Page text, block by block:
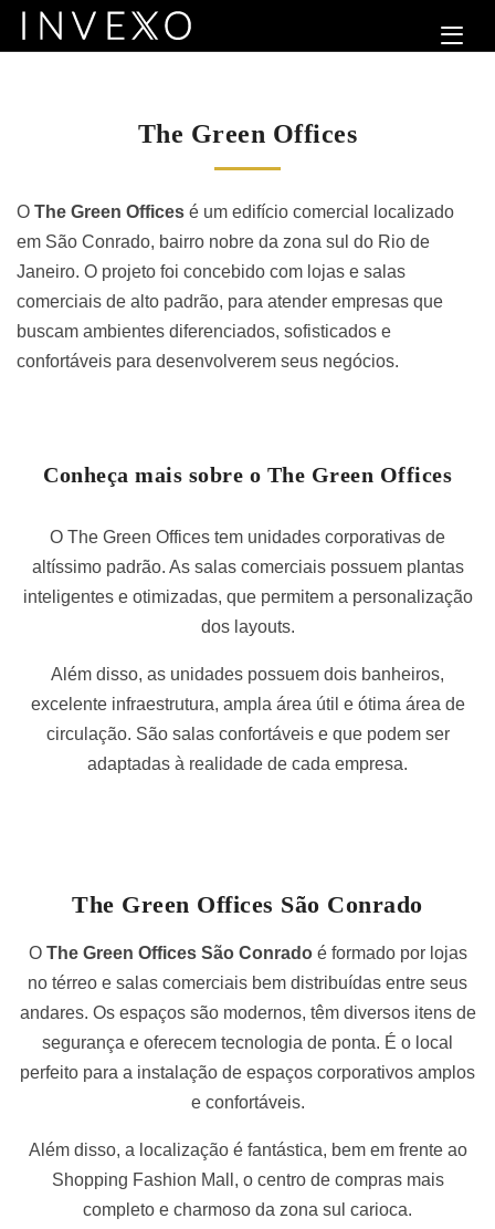
The Green Offices
O The Green Offices é um edifício comercial localizado
em São Conrado, bairro nobre da zona sul do Rio de
Janeiro. O projeto foi concebido com lojas e salas
comerciais de alto padrão, para atender empresas que
buscam ambientes diferenciados, sofisticados e
confortáveis para desenvolverem seus negócios.
Conheça mais sobre o The Green Offices
O The Green Offices tem unidades corporativas de
altíssimo padrão. As salas comerciais possuem plantas
inteligentes e otimizadas, que permitem a personalização
dos layouts.
Além disso, as unidades possuem dois banheiros,
excelente infraestrutura, ampla área útil e ótima área de
circulação. São salas confortáveis e que podem ser
adaptadas à realidade de cada empresa.
The Green Offices São Conrado
O The Green Offices São Conradoé formado por lojas
no térreo e salas comerciais bem distribuídas entre seus
andares. Os espaços são modernos, têm diversos itens de
segurança e oferecem tecnologia de ponta. É o local
perfeito para a instalação de espaços corporativos amplos
e confortáveis.
Além disso, a localização é fantástica, bem em frente ao
Shopping Fashion Mall, o centro de compras mais
completo e charmoso da zona sul carioca.